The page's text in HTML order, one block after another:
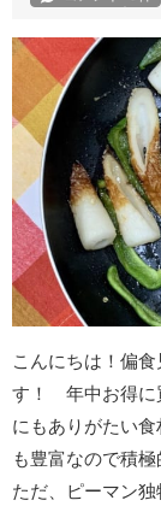
こんにちは！偏
す！ 年中お得に
にもありがたい
も豊富なので積極
ただ、ピーマン独